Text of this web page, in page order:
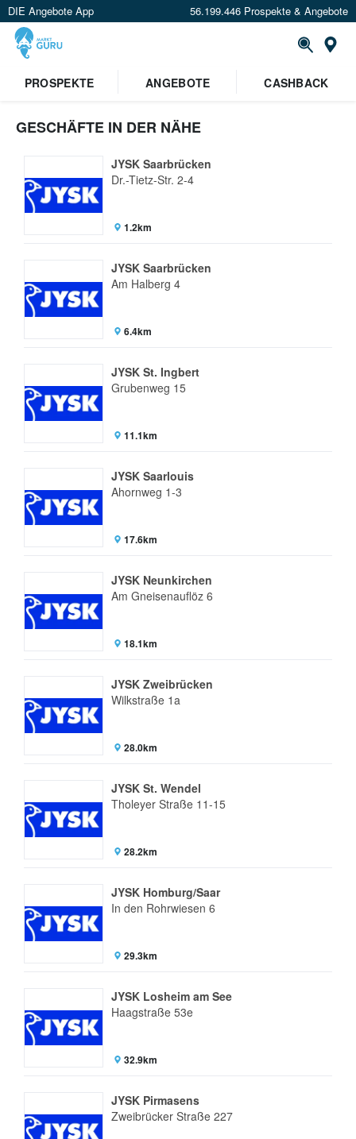
DIE Angebote App 56.199.446 Prospekte & Angebote
PROSPEKTE
ANGEBOTE CASHBACK
GESCHÄFTE IN DER NÄHE
JYSK Saarbrücken
Dr.-Tietz-Str. 2-4
1.2km
JYSK Saarbrücken
Am Halberg 4
6.4km
JYSK St. Ingbert
Grubenweg 15
11.1km
JYSK Saarlouis
Ahornweg 1-3
17.6km
JYSK Neunkirchen
Am Gneisenauflöz 6
18.1km
JYSK Zweibrücken
Wilkstraße 1a
28.0km
JYSK St. Wendel
Tholeyer Straße 11-15
28.2km
JYSK Homburg/Saar
In den Rohrwiesen 6
29.3km
JYSK Losheim am See
Haagstraße 53e
32.9km
JYSK Pirmasens
Zweibrücker Straße 227